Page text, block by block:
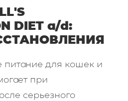
DIET a/d:
для кошек и
при
серьезного